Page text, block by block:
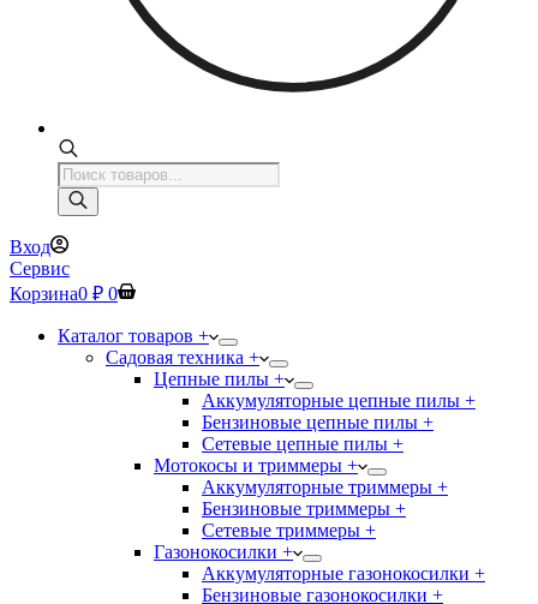
Поиск
товаров
Вход
Сервис
Корзина0 ₽ 0
Каталог товаров +
Садовая техника +
Цепные пилы +
Аккумуляторные цепные пилы +
Бензиновые цепные пилы +
Сетевые цепные пилы +
Мотокосы и триммеры +
Аккумуляторные триммеры +
Бензиновые триммеры +
Сетевые триммеры +
Газонокосилки +
Аккумуляторные газонокосилки +
Бензиновые газонокосилки +